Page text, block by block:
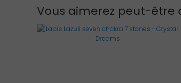
Vous aimerez peut-être